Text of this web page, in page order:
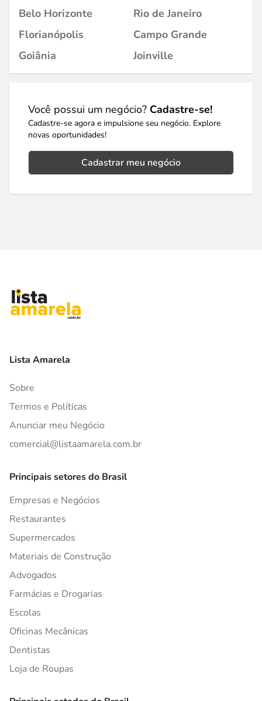
Belo Horizonte
Rio de Janeiro
Florianópolis
Campo Grande
Goiânia
Joinville
Você possui um negócio? Cadastre-se!
Cadastre-se agora e impulsione seu negócio. Explore
novas oportunidades!
Cadastrar meu negócio
Lista Amarela
Sobre
Termos e Políticas
Anunciar meu Negócio
comercial@listaamarela.com.br
Principais setores do Brasil
Empresas e Negócios
Restaurantes
Supermercados
Materiais de Construção
Advogados
Farmácias e Drogarias
Escolas
Oficinas Mecânicas
Dentistas
Loja de Roupas